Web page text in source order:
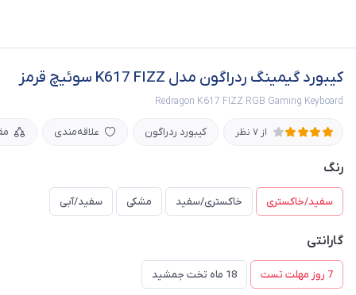
کیبورد گیمینگ ردراگون مدل K617 FIZZ سوئیچ قرمز
Redragon K617 FIZZ RGB Gaming Keyboard
از 7 نظر کیبورد ردراگون علاقه‌مندی
رنگ
سفید/خاکستری خاکستری/سفید مشکی سفید/آبی
گارانتی
7 روز مهلت تست 18 ماه تخت جمشید